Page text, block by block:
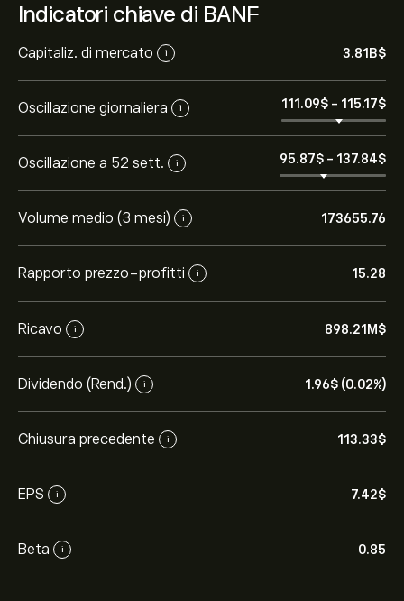
Indicatori chiave di BANF
Capitaliz. di mercato i 3.81B‎$‎
Oscillazione giornaliera i 111.09‎$‎ - 115.17‎$‎
Oscillazione a 52 sett. i 95.87‎$‎ - 137.84‎$‎
Volume medio (3 mesi) i 173655.76
Rapporto prezzo-profitti i 15.28
Ricavo i 898.21M‎$‎
Dividendo (Rend.) i 1.96‎$‎ (0.02%)
Chiusura precedente i 113.33‎$‎
EPS i 7.42‎$‎
Beta i 0.85